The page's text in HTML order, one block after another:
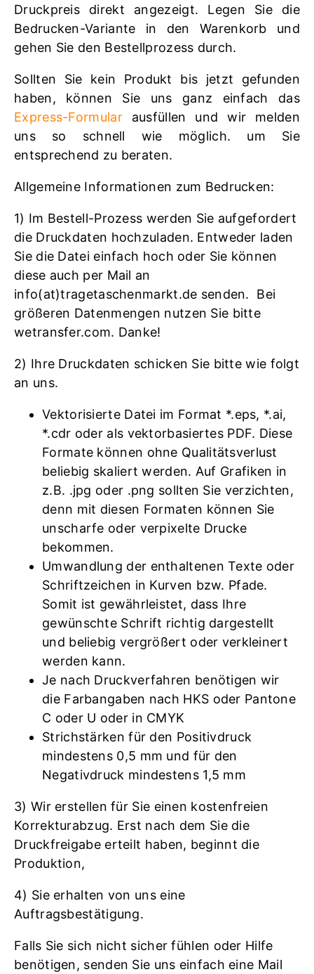
Druckpreis direkt angezeigt. Legen Sie die
Bedrucken-Variante in den Warenkorb und
gehen Sie den Bestellprozess durch.
Sollten Sie kein Produkt bis jetzt gefunden
haben, können Sie uns ganz einfach das
Express-Formular ausfüllen und wir melden
uns so schnell wie möglich. um Sie
entsprechend zu beraten.
Allgemeine Informationen zum Bedrucken:
1) Im Bestell-Prozess werden Sie aufgefordert
die Druckdaten hochzuladen. Entweder laden
Sie die Datei einfach hoch oder Sie können
diese auch per Mail an
info(at)tragetaschenmarkt.de senden. Bei
größeren Datenmengen nutzen Sie bitte
wetransfer.com. Danke!
2) Ihre Druckdaten schicken Sie bitte wie folgt
an uns.
Vektorisierte Datei im Format *.eps, *.ai,
*.cdr oder als vektorbasiertes PDF. Diese
Formate können ohne Qualitätsverlust
beliebig skaliert werden. Auf Grafiken in
z.B. .jpg oder .png sollten Sie verzichten,
denn mit diesen Formaten können Sie
unscharfe oder verpixelte Drucke
bekommen.
Umwandlung der enthaltenen Texte oder
Schriftzeichen in Kurven bzw. Pfade.
Somit ist gewährleistet, dass Ihre
gewünschte Schrift richtig dargestellt
und beliebig vergrößert oder verkleinert
werden kann.
Je nach Druckverfahren benötigen wir
die Farbangaben nach HKS oder Pantone
C oder U oder in CMYK
Strichstärken für den Positivdruck
mindestens 0,5 mm und für den
Negativdruck mindestens 1,5 mm
3) Wir erstellen für Sie einen kostenfreien
Korrekturabzug. Erst nach dem Sie die
Druckfreigabe erteilt haben, beginnt die
Produktion,
4) Sie erhalten von uns eine
Auftragsbestätigung.
Falls Sie sich nicht sicher fühlen oder Hilfe
benötigen, senden Sie uns einfach eine Mail